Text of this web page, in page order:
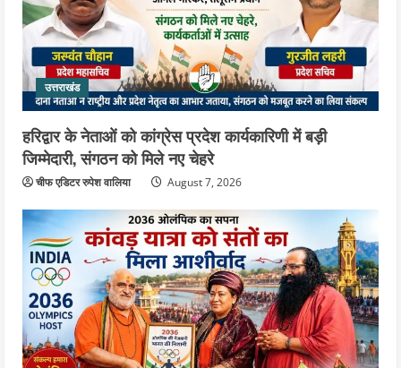
उत्तराखंड
हरिद्वार के नेताओं को कांग्रेस प्रदेश कार्यकारिणी में बड़ी
जिम्मेदारी, संगठन को मिले नए चेहरे
चीफ एडिटर रुपेश वालिया August 7, 2026